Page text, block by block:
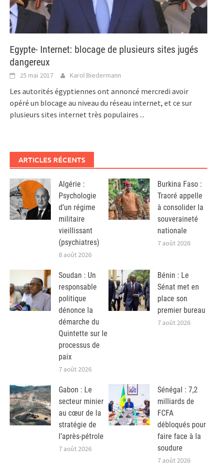
Egypte- Internet: blocage de plusieurs sites jugés
dangereux
25 mai 2017 Karol Biedermann
Les autorités égyptiennes ont annoncé mercredi avoir
opéré un blocage au niveau du réseau internet, et ce sur
plusieurs sites internet très populaires ...
ARTICLES RÉCENTS
Algérie :
Psychologie
d’un régime
militaire
vieillissant
(psychiatres)
8 août 2026
Burkina Faso :
Traoré appelle
à consolider la
souveraineté
nationale
7 août 2026
Soudan : Un
responsable
politique
dénonce la
démarche du
Quintette sur le
processus de
paix
7 août 2026
Bénin : Le
Sénat met en
place son
premier bureau
7 août 2026
Gabon : Le
secteur minier
au cœur de la
stratégie de
l’après-pétrole
7 août 2026
Sénégal : 7,2
milliards de
FCFA
débloqués pour
faire face à la
soudure
7 août 2026